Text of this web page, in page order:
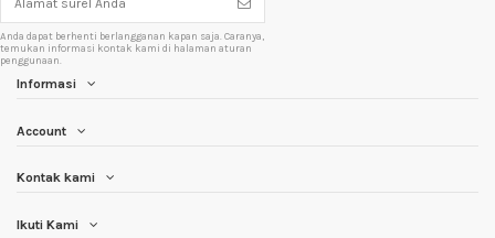
Anda dapat berhenti berlangganan kapan saja. Caranya,
temukan informasi kontak kami di halaman aturan
penggunaan.
Informasi
Account
Kontak kami
Ikuti Kami